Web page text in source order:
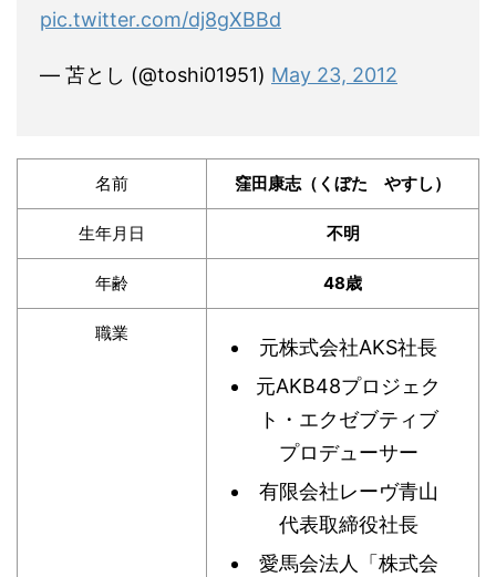
pic.twitter.com/dj8gXBBd
— 苫とし (@toshi01951) May 23, 2012
名前 窪田康志（くぼた やすし）
生年月日 不明
年齢 48歳
職業
元株式会社AKS社長
元AKB48プロジェク
ト・エクゼブティブ
プロデューサー
有限会社レーヴ青山
代表取締役社長
愛馬会法人「株式会